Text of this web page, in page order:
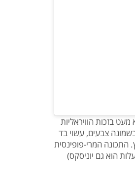
בזכות הוויראליות
צבעים, עשוי בד
התכונה המרי-פופינסית
הוא גם יוניסקס)